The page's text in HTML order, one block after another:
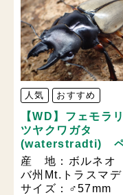
人気 おすすめ
【WD】フェモラ
ツヤクワガタ
(waterstradti)
産 地：ボルネ
バ州Mt.トラスマデ
サイズ：♂57mm